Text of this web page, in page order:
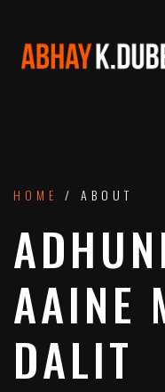
HOME / ABOUT
AAINE
DALIT